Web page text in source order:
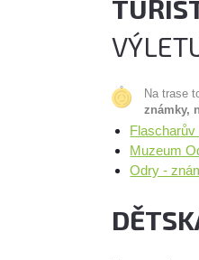
Na trase
známky,
Flascharův
Muzeum
Odry -